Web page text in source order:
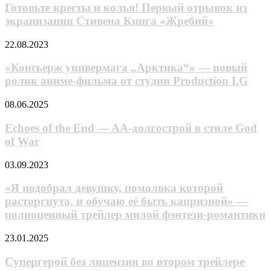
Джо
Данте
использующий
особенности
и
колья!
Первый
из
Стивена
Кинга
Готовьте кресты и колья! Первый отрывок из
экранизации Стивена Кинга «Жребий»
«Консьерж
„Арктика“»
новый
аниме-
от
студии
I.G
22.08.2023
«Консьерж универмага „Арктика“» — новый
ролик аниме-фильма от студии Production I.G
Echoes
the
End
—
долгострой
стиле
God
of War
08.06.2025
Echoes of the End — AA-долгострой в стиле God
of War
«Я
девушку,
помолвка
которой
расторгнута,
обучаю
быть
03.09.2023
«Я подобрал девушку, помолвка которой
расторгнута, и обучаю её быть капризной» —
полноценный трейлер милой фэнтези-романтики
Супергерой
лицензии
23.01.2025
Супергерой без лицензии во втором трейлере